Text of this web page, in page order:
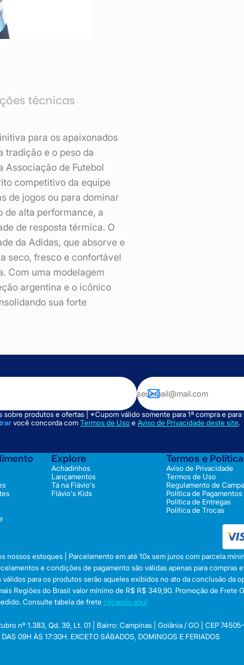
técnicas
para os apaixonados
tradição e o peso da
Associação de Futebol
competitivo da equipe
de jogos ou para dominar
de alta performance, a
de resposta térmica. O
da Adidas, que absorve e
seco, fresco e confortável
Com uma modelagem
argentina e o icônico
sua forte
sobre produtos e ofertas | *Cupom válido somente para 1ª compra e
você concorda com Termos de Uso e Aviso de Privacidade deste site.
Explore
Achadinhos
Lançamentos
Tá na Flávio's
Flávio's Kids
Termos e
Aviso de Privacidade
Termos de Uso
Regulamento de
Política de Pagamentos
Política de Entregas
Política de Trocas
estoques | Parcelamento em até 10x sem juros com parcela
e condições de pagamento são válidas apenas para
para os produtos serão aqueles exibidos no ato da conclusão da
Regiões do Brasil valor mínimo de R$ R$ 349,90. Promoção de Frete
Consulte tabela de frete clicando aqui
nº 1.383, Qd. 39, Lt. 01 | Bairro: Campinas | Goiânia / GO | CEP
09H ÀS 17:30H. EXCETO SÁBADOS, DOMINGOS E FERIADOS